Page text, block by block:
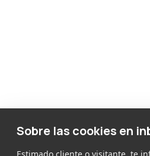
Sobre las cookies en